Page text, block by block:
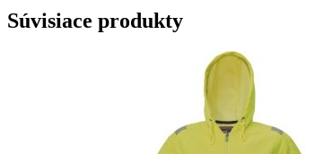
Súvisiace produkty